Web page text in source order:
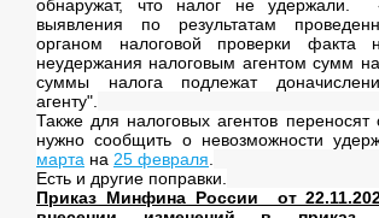
обнаружат, что налог не удержали.
выявления по результатам
органом налоговой проверки факта
неудержания налоговым агентом сумм
суммы налога подлежат
агенту".
Также для налоговых агентов переносят
нужно сообщить о невозможности
марта на 25 февраля
Есть и другие поправки.
Приказ Минфина России от